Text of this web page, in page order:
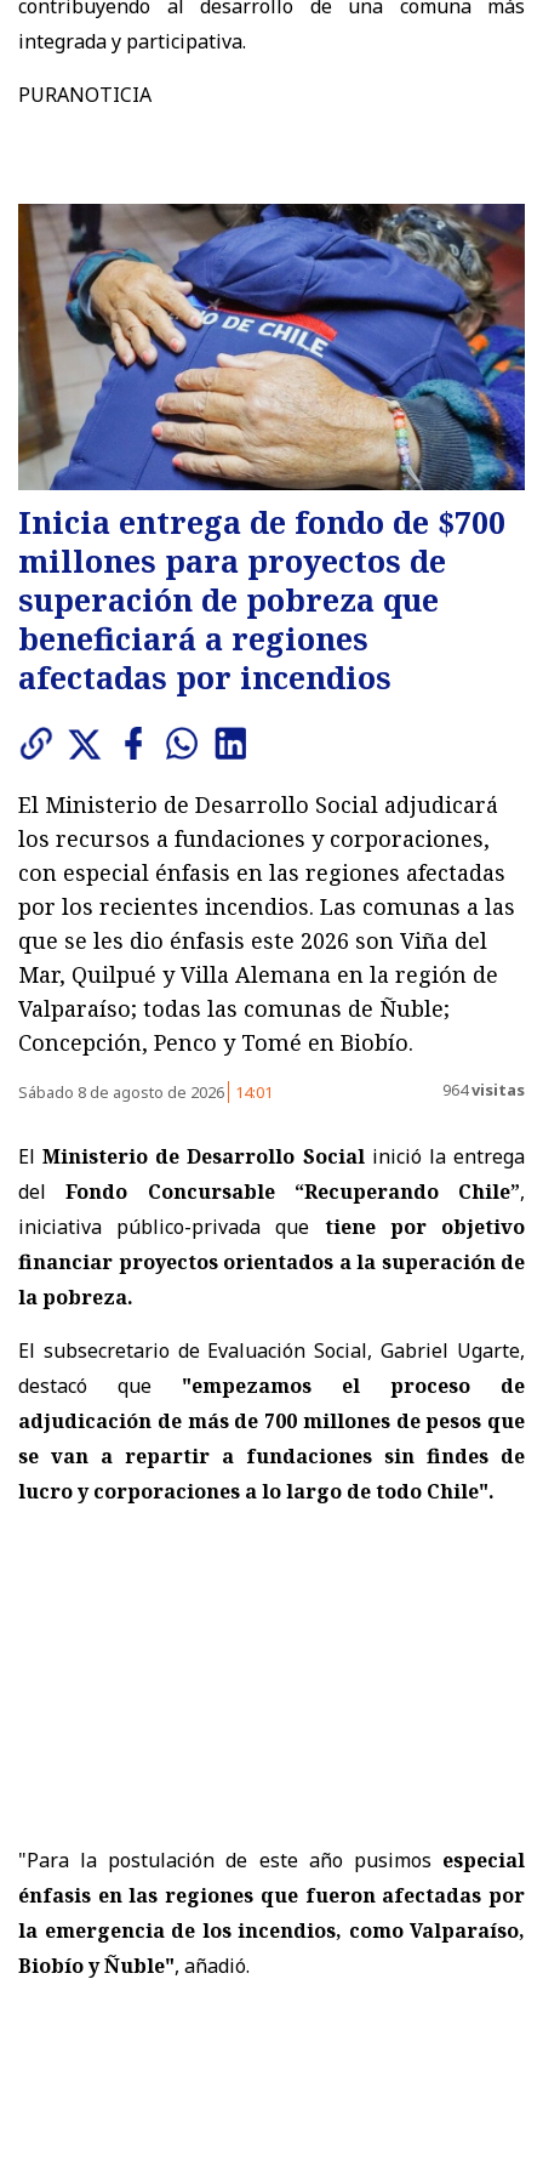
contribuyendo al desarrollo de una comuna más
integrada y participativa.
PURANOTICIA
Inicia entrega de fondo de $700
millones para proyectos de
superación de pobreza que
beneficiará a regiones
afectadas por incendios
El Ministerio de Desarrollo Social adjudicará
los recursos a fundaciones y corporaciones,
con especial énfasis en las regiones afectadas
por los recientes incendios. Las comunas a las
que se les dio énfasis este 2026 son Viña del
Mar, Quilpué y Villa Alemana en la región de
Valparaíso; todas las comunas de Ñuble;
Concepción, Penco y Tomé en Biobío.
Sábado 8 de agosto de 2026 14:01 964visitas
ElMinisterio de Desarrollo Socialinició la entrega
delFondo Concursable “Recuperando Chile”,
iniciativa público-privada que tiene por objetivo
financiar proyectos orientados a la superación de
la pobreza.
El subsecretario de Evaluación Social, Gabriel Ugarte,
destacó que "empezamos el proceso de
adjudicación de más de 700 millones de pesos que
se van a repartir a fundaciones sin findes de
lucro y corporaciones a lo largo de todo Chile".
"Para la postulación de este año pusimos especial
énfasis en las regiones que fueron afectadas por
la emergencia de los incendios, como Valparaíso,
Biobío y Ñuble", añadió.